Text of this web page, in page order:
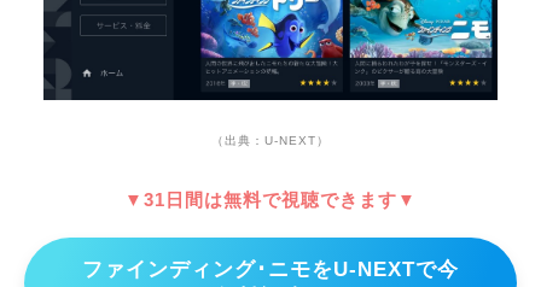
（出典：U-NEXT）
▼31日間は無料で視聴できます▼
ファインディング･ニモをU-NEXTで今